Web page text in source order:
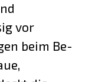
vor
beim Be-